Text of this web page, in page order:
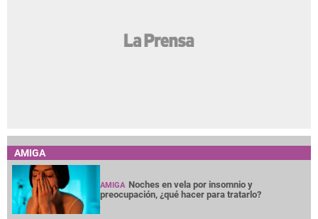
AMIGA
AMIGA Noches en vela por insomnio y
preocupación, ¿qué hacer para tratarlo?